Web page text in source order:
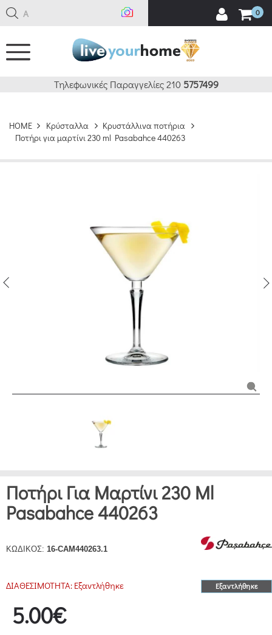
Ανα 0
Τηλεφωνικές Παραγγελίες 210 5757499
HOME Κρύσταλλα
Κρυστάλλινα ποτήρια
Ποτήρι για μαρτίνι 230 ml Pasabahce 440263
Ποτήρι Για Μαρτίνι 230 Ml
Pasabahce 440263
ΚΩΔΙΚΟΣ: 16-CAM440263.1
Εξαντλήθηκε
ΔΙΑΘΕΣΙΜΟΤΗΤΑ: Εξαντλήθηκε
5.00€